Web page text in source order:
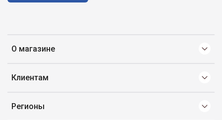
О магазине
Клиентам
Регионы